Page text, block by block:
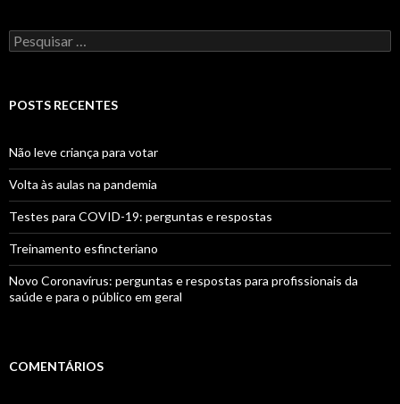
Pesquisar
por:
POSTS RECENTES
Não leve criança para votar
Volta às aulas na pandemia
Testes para COVID-19: perguntas e respostas
Treinamento esfincteriano
Novo Coronavírus: perguntas e respostas para profissionais da
saúde e para o público em geral
COMENTÁRIOS